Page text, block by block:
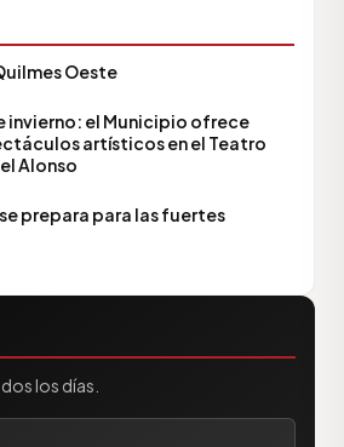
Oeste
invierno: el Municipio ofrece
artísticos en el Teatro
Alonso
prepara para las fuertes
los días.